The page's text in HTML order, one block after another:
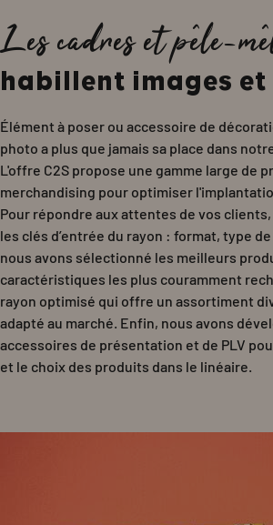
Les cadres et pêle-
habillent images et
Élément à poser ou accessoire de
photo a plus que jamais sa place dans
L'offre C2S propose une gamme large de
merchandising pour optimiser
Pour répondre aux attentes de vos clients,
les clés d’entrée du rayon : format, type
nous avons sélectionné les meilleurs
caractéristiques les plus couramment
rayon optimisé qui offre un assortiment
adapté au marché. Enfin, nous avons
accessoires de présentation et de PLV
et le choix des produits dans le linéaire.